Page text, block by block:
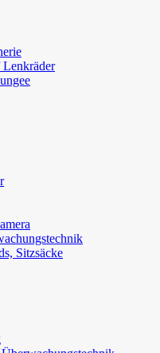
Lenkräder
Sitzsäcke